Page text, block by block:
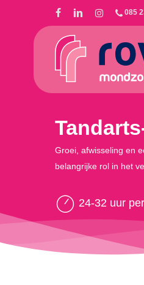
085
Groei, afwisseling en
belangrijke rol in het
24-32 uur